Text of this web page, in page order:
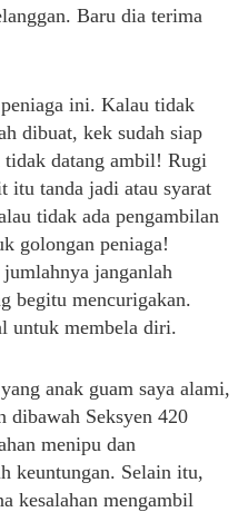
Baru dia terima
ini. Kalau tidak
dibuat, kek sudah siap
tidak datang ambil! Rugi
itu tanda jadi atau syarat
tidak ada pengambilan
golongan peniaga!
janganlah
begitu mencurigakan.
untuk membela diri.
anak guam saya alami,
dibawah Seksyen 420
menipu dan
keuntungan. Selain itu,
kesalahan mengambil